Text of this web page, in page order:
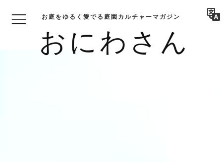
おにわさん
お庭をゆるく愛でる庭園カルチャーマガジン